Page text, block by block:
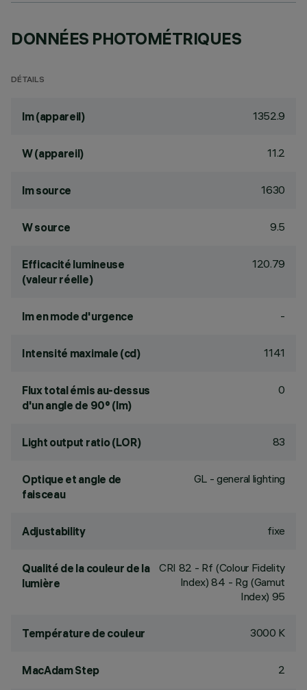
DONNÉES PHOTOMÉTRIQUES
DÉTAILS
lm (appareil) 1352.9
W (appareil) 11.2
lm source 1630
W source 9.5
Efficacité lumineuse
(valeur réelle)
120.79
lm en mode d'urgence -
Intensité maximale (cd) 1141
Flux total émis au-dessus
d'un angle de 90° (lm)
0
Light output ratio (LOR) 83
Optique et angle de
faisceau
GL - general lighting
Adjustability fixe
Qualité de la couleur de la
lumière
CRI 82 - Rf (Colour Fidelity
Index) 84 - Rg (Gamut
Index) 95
Température de couleur 3000 K
MacAdam Step 2